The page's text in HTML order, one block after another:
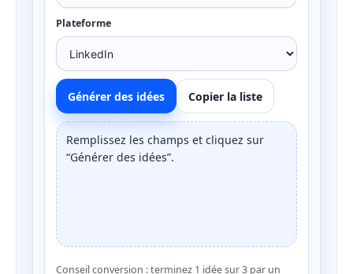
Plateforme
Générer des idées Copier la liste
Remplissez les champs et cliquez sur
“Générer des idées”.
Conseil conversion : terminez 1 idée sur 3 par un